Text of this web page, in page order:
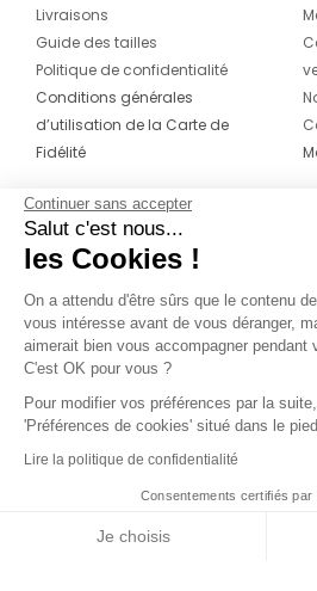
Livraisons
Guide des tailles
Politique de confidentialité
Conditions générales
d’utilisation de la Carte de
Fidélité
CONTACT
04 42 20 78 42
Du lundi au jeudi de 8h30 à 16h30 & le
vendredi de 8h30 à 15h30
Continuer sans accepter
Salut c'est nous...
les Cookies !
On a attendu d'être sûrs que le contenu
vous intéresse avant de vous déranger,
aimerait bien vous accompagner pendant
C'est OK pour vous ?
Pour modifier vos préférences par la
'Préférences de cookies' situé dans le
Lire la politique de confidentialité
Consentements certifiés par
Je choisis